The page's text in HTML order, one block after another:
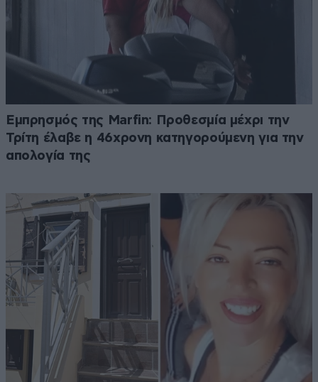
Εμπρησμός της Marfin: Προθεσμία μέχρι την
Τρίτη έλαβε η 46χρονη κατηγορούμενη για την
απολογία της